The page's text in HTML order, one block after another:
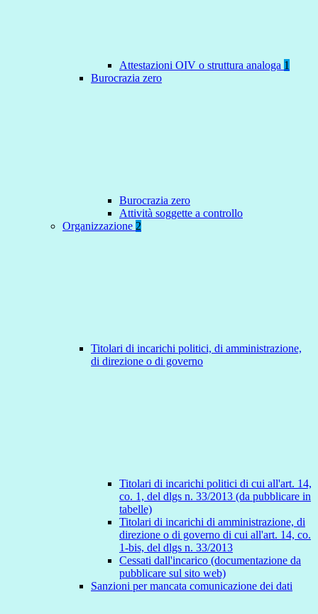
Attestazioni OIV o struttura analoga 1
Burocrazia zero
Burocrazia zero
Attività soggette a controllo
Organizzazione 2
Titolari di incarichi politici, di amministrazione,
di direzione o di governo
Titolari di incarichi politici di cui all'art. 14,
co. 1, del dlgs n. 33/2013 (da pubblicare in
tabelle)
Titolari di incarichi di amministrazione, di
direzione o di governo di cui all'art. 14, co.
1-bis, del dlgs n. 33/2013
Cessati dall'incarico (documentazione da
pubblicare sul sito web)
Sanzioni per mancata comunicazione dei dati